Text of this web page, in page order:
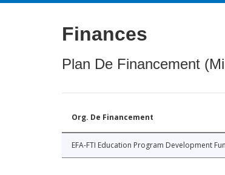
Finances
Plan De Financement
Org. De Financement
EFA-FTI Education Program Development